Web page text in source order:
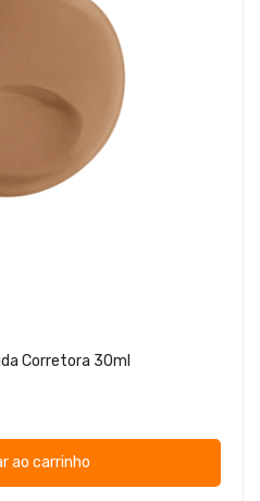
Corretora 30ml
ao carrinho